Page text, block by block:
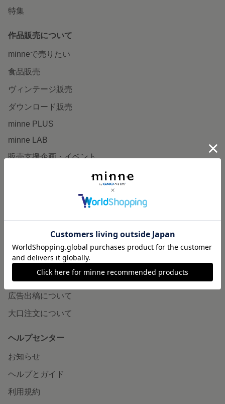
特集
作品販売について
minneで売りたい
食品販売
ヴィンテージ販売
ダウンロード販売
minne PLUS
minne LAB
販売支援企画・イベント
minneとものづくりと
minneの本
企業の方へ
広告出稿について
大口注文について
ヘルプセンター
お知らせ
ヘルプとガイド
利用規約